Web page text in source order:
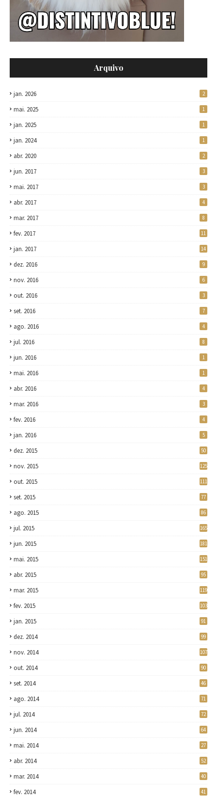
Arquivo
jan. 2026 2
mai. 2025 1
jan. 2025 1
jan. 2024 1
abr. 2020 2
jun. 2017 3
mai. 2017 3
abr. 2017 4
mar. 2017 8
fev. 2017 11
jan. 2017 14
dez. 2016 9
nov. 2016 6
out. 2016 3
set. 2016 7
ago. 2016 4
jul. 2016 8
jun. 2016 1
mai. 2016 1
abr. 2016 4
mar. 2016 3
fev. 2016 4
jan. 2016 5
dez. 2015 50
nov. 2015 125
out. 2015 111
set. 2015 77
ago. 2015 86
jul. 2015 165
jun. 2015 181
mai. 2015 151
abr. 2015 95
mar. 2015 119
fev. 2015 103
jan. 2015 91
dez. 2014 99
nov. 2014 107
out. 2014 90
set. 2014 46
ago. 2014 71
jul. 2014 72
jun. 2014 64
mai. 2014 27
abr. 2014 52
mar. 2014 40
fev. 2014 41